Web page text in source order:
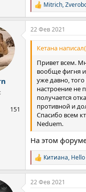
Р
е
а
к
ц
и
Mitrich,
151
22 Фев 2021
Кетана
Привет всем.
вообще фигня
уже давно,
настроение не
получается
противной и
Спасибо всем
Neduem.
На этом
Р
е
а
к
Китиана,
22 Фев 2021